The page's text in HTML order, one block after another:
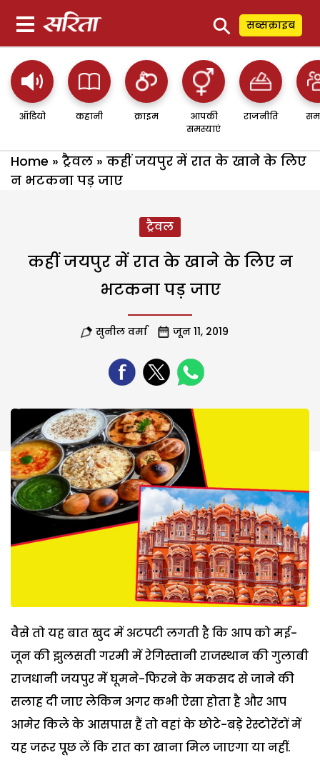
⚲ सब्सक्राइब
ऑडियो कहानी क्राइम
आपकी
समस्याएं
राजनीति
Home » ट्रैवल » कहीं जयपुर में रात के खाने के लिए
न भटकना पड़ जाए
ट्रैवल
कहीं जयपुर में रात के खाने के लिए न
भटकना पड़ जाए
सुनील वर्मा जून 11, 2019
वैसे तो यह बात खुद में अटपटी लगती है कि आप को मई-
जून की झुलसती गरमी में रेगिस्तानी राजस्थान की गुलाबी
राजधानी जयपुर में घूमने-फिरने के मकसद से जाने की
सलाह दी जाए लेकिन अगर कभी ऐसा होता है और आप
आमेर किले के आसपास हैं तो वहां के छोटे-बड़े रेस्टोरेंटों में
यह जरूर पूछ लें कि रात का खाना मिल जाएगा या नहीं.